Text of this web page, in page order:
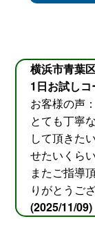
横浜市青
1日お試しコ
お客様の声：
とても丁寧
して頂きた
せたいくら
またご指導
りがとうご
(2025/11/09)